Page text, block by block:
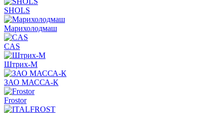
SHOLS
Марихолодмаш
CAS
Штрих-М
ЗАО МАССА-К
Frostor